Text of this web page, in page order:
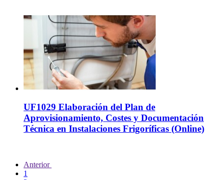
UF1029 Elaboración del Plan de
Aprovisionamiento, Costes y Documentación
Técnica en Instalaciones Frigoríficas (Online)
Anterior
1